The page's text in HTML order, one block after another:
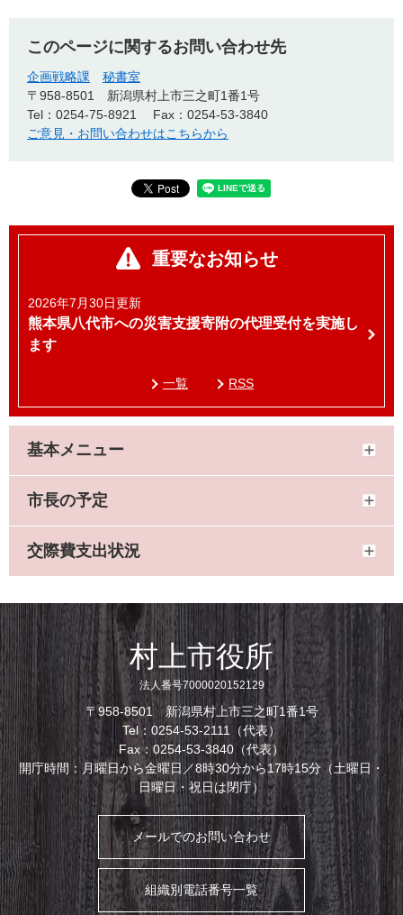
このページに関するお問い合わせ先
企画戦略課
秘書室
〒958-8501
新潟県村上市三之町1番1号
Tel：0254-75-8921
Fax：0254-53-3840
ご意見・お問い合わせはこちらから
重要なお知らせ
2026年7月30日更新
熊本県八代市への災害支援寄附の代理受付を実施し
ます
一覧 RSS
基本メニュー
市長の予定
交際費支出状況
村上市役所
法人番号7000020152129
〒958-8501 新潟県村上市三之町1番1号
Tel：0254-53-2111（代表）
Fax：0254-53-3840（代表）
開庁時間：月曜日から金曜日／8時30分から17時15分（土曜日・
日曜日・祝日は閉庁）
メールでのお問い合わせ
組織別電話番号一覧